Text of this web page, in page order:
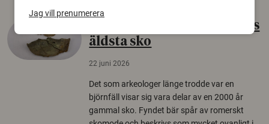
Gammalt skinn var Sveriges
äldsta sko
22 juni 2026
Det som arkeologer länge trodde var en
björnfäll visar sig vara delar av en 2000 år
gammal sko. Fyndet bär spår av romerskt
Jag vill prenumerera